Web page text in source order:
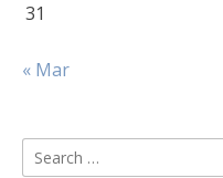
31
« Mar
Search